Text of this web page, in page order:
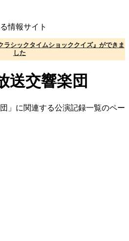
情報サイト
ラシックタイムショッククイズ』ができま
した
送交響楽団
」に関連する公演記録一覧のペー